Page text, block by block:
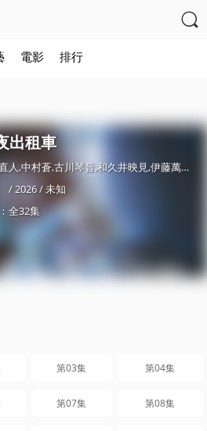

電影 排行
出租車
竹中直人,中村蒼,古川琴音,和久井映見,伊藤萬理華,小林桃子
/ 2026 / 未知
全32集
第03集 第04集
第07集 第08集